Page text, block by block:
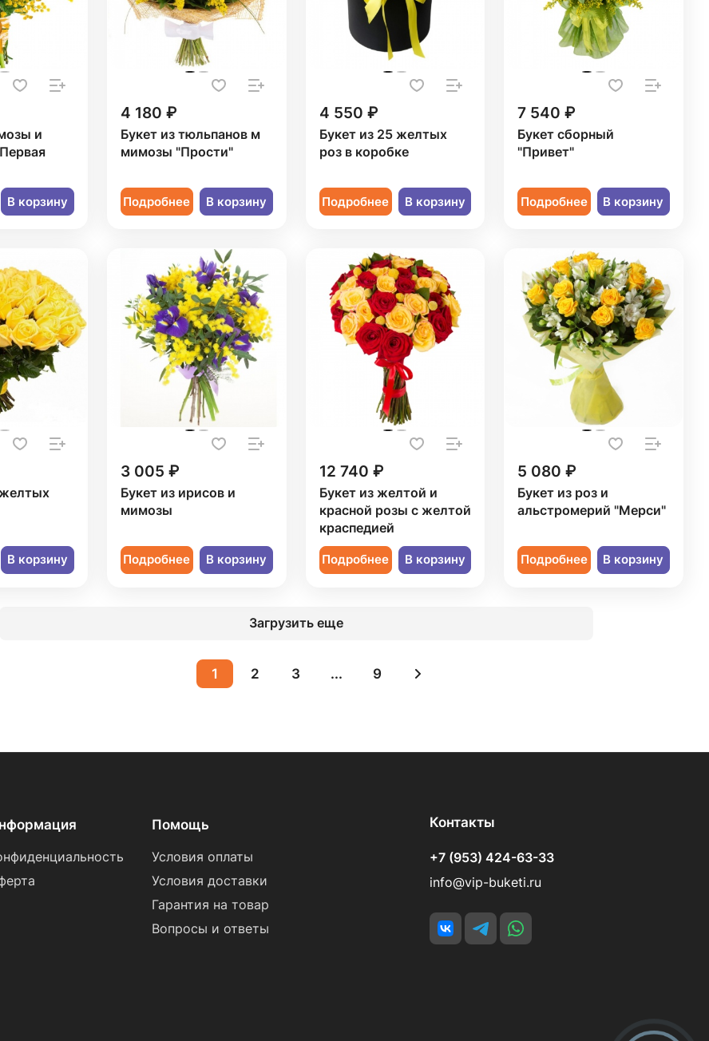
и
В корзину
4 180 ₽
Букет из тюльпанов м
мимозы "Прости"
Подробнее В корзину
4 550 ₽
Букет из 25 желтых
роз в коробке
Подробнее В корзину
7 540 ₽
Букет сборный
"Привет"
Подробнее В корзину
В корзину
3 005 ₽
Букет из ирисов и
мимозы
Подробнее В корзину
12 740 ₽
Букет из желтой и
красной розы с желтой
краспедией
Подробнее В корзину
5 080 ₽
Букет из роз и
альстромерий "Мерси"
Подробнее В корзину
Загрузить еще
1 2 3 ... 9
Помощь
Условия оплаты
Условия доставки
Гарантия на товар
Вопросы и ответы
Контакты
+7 (953) 424-63-33
info@vip-buketi.ru